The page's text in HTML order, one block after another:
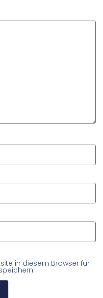
in diesem Browser für